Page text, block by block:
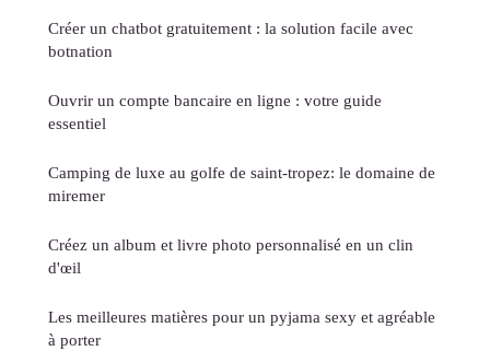
Créer un chatbot gratuitement : la solution facile avec
botnation
Ouvrir un compte bancaire en ligne : votre guide
essentiel
Camping de luxe au golfe de saint-tropez: le domaine de
miremer
Créez un album et livre photo personnalisé en un clin
d'œil
Les meilleures matières pour un pyjama sexy et agréable
à porter